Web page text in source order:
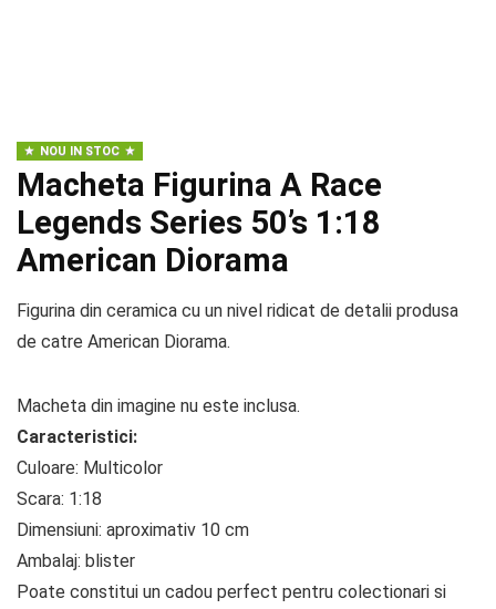
NOU IN STOC
Macheta Figurina A Race
Legends Series 50’s 1:18
American Diorama
Figurina din ceramica cu un nivel ridicat de detalii produsa
de catre American Diorama.
Macheta din imagine nu este inclusa.
Caracteristici:
Culoare: Multicolor
Scara: 1:18
Dimensiuni: aproximativ 10 cm
Ambalaj: blister
Poate constitui un cadou perfect pentru colectionari si